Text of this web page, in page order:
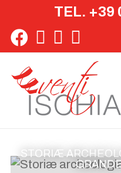
TEL. +39
STORIÆ